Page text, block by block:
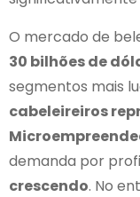
O mercado de
30 bilhões de
segmentos mais
cabeleireiros
demanda por
crescendo. No